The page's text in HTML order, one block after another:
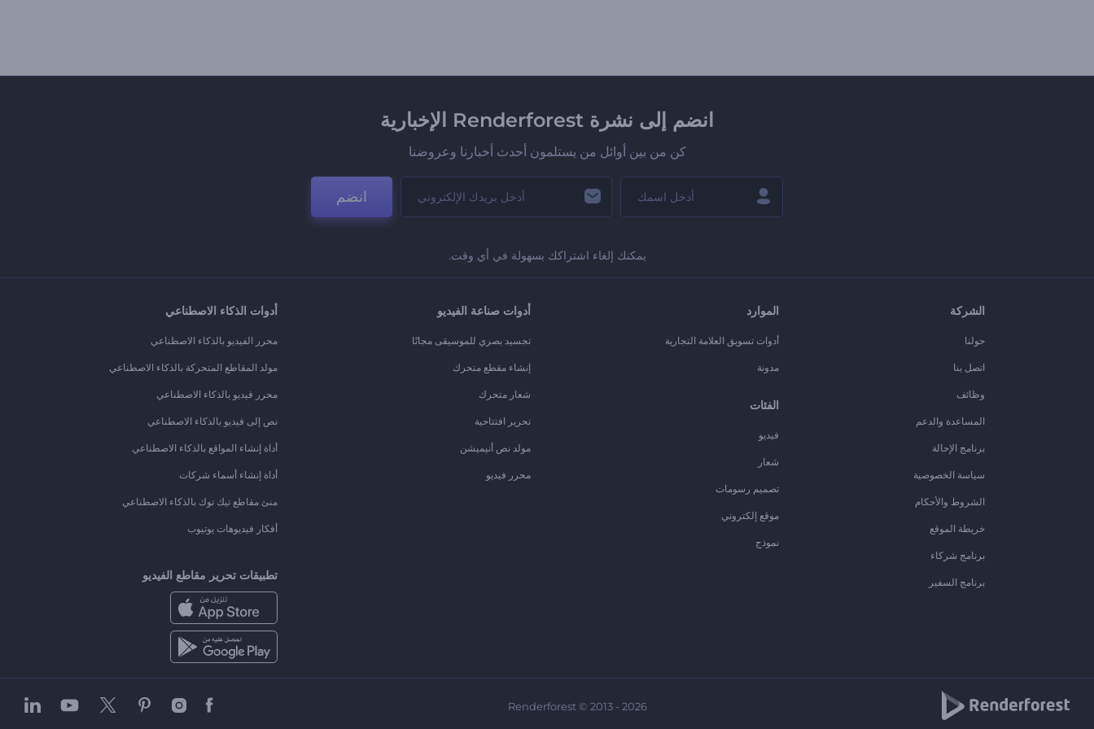
انضم إلى نشرة Renderforest الإخبارية
كن من بين أوائل من يستلمون أحدث أخبارنا وعروضنا
انضم
يمكنك إلغاء اشتراكك بسهولة في أي وقت.
الشركة
حولنا
اتصل بنا
وظائف
المساعدة والدعم
برنامج الإحالة
سياسة الخصوصية
الشروط والأحكام
خريطة الموقع
برنامج شركاء
برنامج السفير
الموارد
أدوات تسويق العلامة التجارية
مدونة
الفئات
فيديو
شعار
تصميم رسومات
موقع إلكتروني
نموذج
أدوات صناعة الفيديو
تجسيد بصري للموسيقى مجانًا
إنشاء مقطع متحرك
شعار متحرك
تحرير افتتاحية
مولد نص أنيميشن
محرر فيديو
أدوات الذكاء الاصطناعي
محرر الفيديو بالذكاء الاصطناعي
مولد المقاطع المتحركة بالذكاء الاصطناعي
محرر فيديو بالذكاء الاصطناعي
نص إلى فيديو بالذكاء الاصطناعي
أداة إنشاء المواقع بالذكاء الاصطناعي
أداة إنشاء أسماء شركات
منئ مقاطع تيك توك بالذكاء الاصطناعي
أفكار فيديوهات يوتيوب
تطبيقات تحرير مقاطع الفيديو
Renderforest © 2013 - 2026